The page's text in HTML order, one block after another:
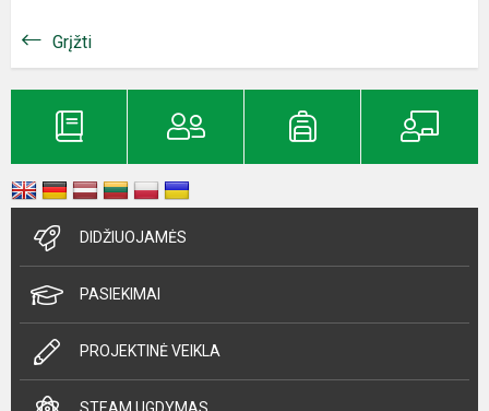
Grįžti
DIDŽIUOJAMĖS
PASIEKIMAI
PROJEKTINĖ VEIKLA